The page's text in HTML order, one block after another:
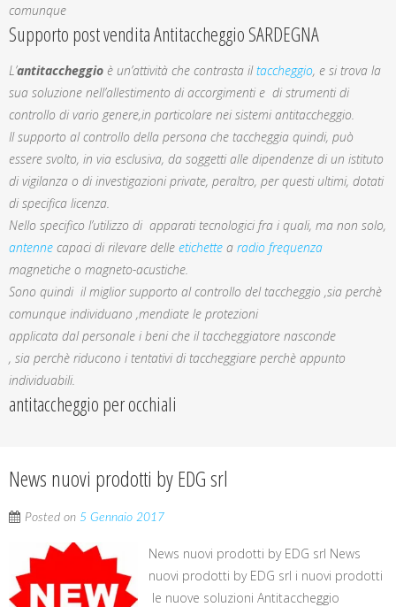
comunque
Supporto post vendita Antitaccheggio SARDEGNA
L’antitaccheggio è un’attività che contrasta iltaccheggio, e si trova la
sua soluzione nell’allestimento di accorgimenti e di strumenti di
controllo di vario genere,in particolare nei sistemi antitaccheggio.
Il supporto al controllo della persona che taccheggia quindi, può
essere svolto, in via esclusiva, da soggetti alle dipendenze di un istituto
di vigilanza o di investigazioni private, peraltro, per questi ultimi, dotati
di specifica licenza.
Nello specifico l’utilizzo di apparati tecnologici fra i quali, ma non solo,
antenne capaci di rilevare delle etichette a radio frequenza
magnetiche o magneto-acustiche.
Sono quindi il miglior supporto al controllo del taccheggio ,sia perchè
comunque individuano ,mendiate le protezioni
applicata dal personale i beni che il taccheggiatore nasconde
, sia perchè riducono i tentativi di taccheggiare perchè appunto
individuabili.
antitaccheggio per occhiali
News nuovi prodotti by EDG srl
Posted on 5 Gennaio 2017
News nuovi prodotti by EDG srl News
nuovi prodotti by EDG srl i nuovi prodotti
le nuove soluzioni Antitaccheggio